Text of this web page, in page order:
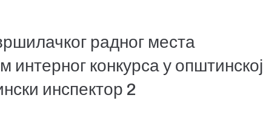
радног места
интерног конкурса у општинској
инспектор 2